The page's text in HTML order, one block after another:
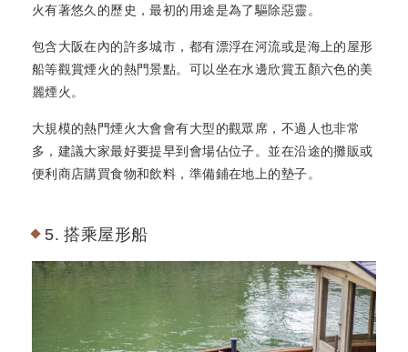
火有著悠久的歷史，最初的用途是為了驅除惡靈。
包含大阪在內的許多城市，都有漂浮在河流或是海上的屋形
船等觀賞煙火的熱門景點。可以坐在水邊欣賞五顏六色的美
麗煙火。
大規模的熱門煙火大會會有大型的觀眾席，不過人也非常
多，建議大家最好要提早到會場佔位子。並在沿途的攤販或
便利商店購買食物和飲料，準備鋪在地上的墊子。
5. 搭乘屋形船